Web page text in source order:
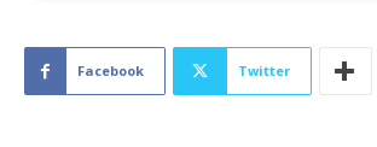
Facebook Twitter